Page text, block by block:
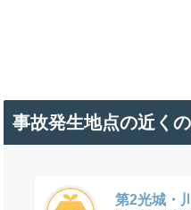
事故発生地点の近く
第2光城・